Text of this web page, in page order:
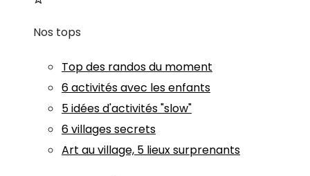
Nos tops
Top des randos du moment
6 activités avec les enfants
5 idées d'activités "slow"
6 villages secrets
Art au village, 5 lieux surprenants